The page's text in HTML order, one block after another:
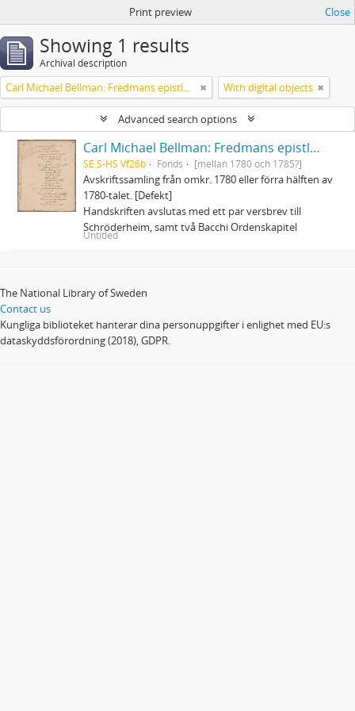
Print preview Close
Showing 1 results
Archival description
Carl Michael Bellman: Fredmans epistlar och sånger m.fl. Bellman-texter With digital objects
Advanced search options
Carl Michael Bellman: Fredmans epistlar och sånger m.fl. Bellman-texter
SE S-HS Vf26b Fonds [mellan 1780 och 1785?]
Avskriftssamling från omkr. 1780 eller förra hälften av
1780-talet. [Defekt]
Handskriften avslutas med ett par versbrev till
Schröderheim, samt två Bacchi Ordenskapitel
Untitled
The National Library of Sweden
Contact us
Kungliga biblioteket hanterar dina personuppgifter i enlighet med EU:s
dataskyddsförordning (2018), GDPR.